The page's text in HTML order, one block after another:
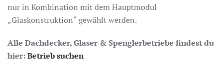
nur in Kombination mit dem Hauptmodul
„Glaskonstruktion“ gewählt werden.
Alle Dachdecker, Glaser & Spenglerbetriebe findest du
hier:Betrieb suchen